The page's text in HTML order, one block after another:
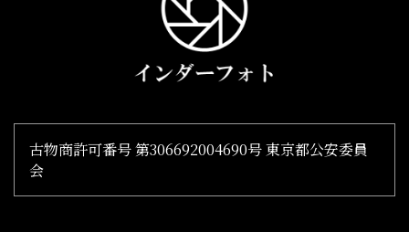
古物商許可番号 第306692004690号 東京都公安委員
会